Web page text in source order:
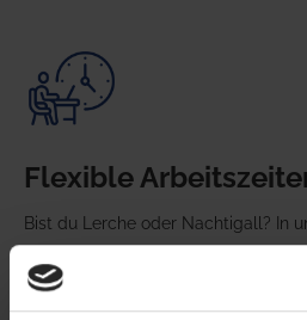
Flexible
Bist du Lerche oder Nachtigall? In
Arbeitszeiten nach Bedarf flexibel